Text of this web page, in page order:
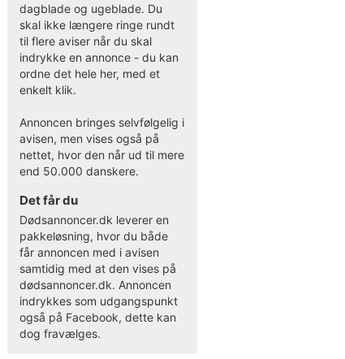
dagblade og ugeblade. Du
skal ikke længere ringe rundt
til flere aviser når du skal
indrykke en annonce - du kan
ordne det hele her, med et
enkelt klik.
Annoncen bringes selvfølgelig i
avisen, men vises også på
nettet, hvor den når ud til mere
end 50.000 danskere.
Det får du
Dødsannoncer.dk leverer en
pakkeløsning, hvor du både
får annoncen med i avisen
samtidig med at den vises på
dødsannoncer.dk. Annoncen
indrykkes som udgangspunkt
også på Facebook, dette kan
dog fravælges.